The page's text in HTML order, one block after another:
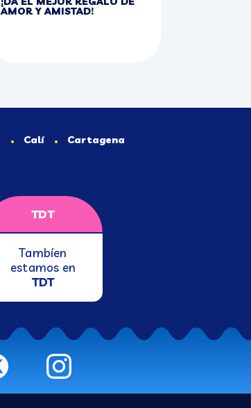
AMOR Y AMISTAD!
Calí Cartagena
TDT
Tambíen
estamos en
TDT